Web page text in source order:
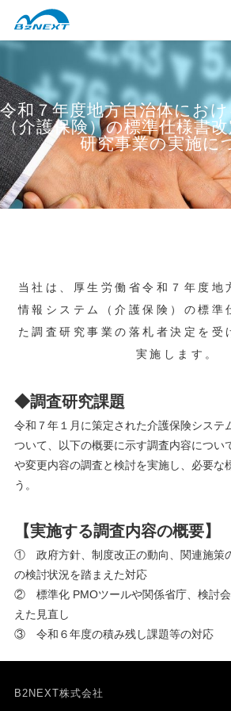
令和７年度地方自治体にお
（介護保険）の標準仕様書
研究事業の実施に
当社は、厚生労働省令和７年度地
情報システム（介護保険）の標準
た調査研究事業の落札者決定を受
実施します。
◆調査研究課題
令和７年１月に策定された介護保険システ
ついて、以下の概要に示す調査内容につい
や変更内容の調査と検討を実施し、必要な
う。
【実施する調査内容の概要】
① 政府方針、制度改正の動向、関連施策
の検討状況を踏まえた対応
② 標準化 PMOツールや関係省庁、検討会
えた見直し
③ 令和６年度の積み残し課題等の対応
B2NEXT株式会社